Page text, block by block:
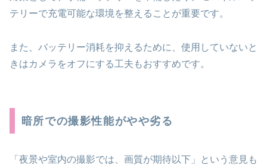
テリーで充電可能な環境を整えることが重要です。
また、バッテリー消耗を抑えるために、使用していないと
きはカメラをオフにする工夫もおすすめです。
暗所での撮影性能がやや劣る
「夜景や室内の撮影では、画質が期待以下」という意見も